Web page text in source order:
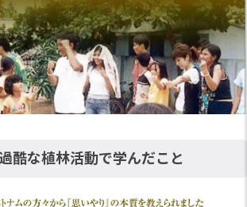
酷な植林活動で学んだこと